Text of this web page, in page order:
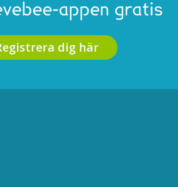
appen gratis
dig här